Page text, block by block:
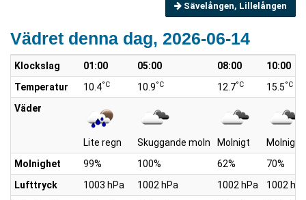
Sävelången, Lillelången
Vädret denna dag, 2026-06-14
Klockslag 01:00 05:00 08:00
10:00
Temperatur
10.4°C 10.9°C 12.7°C 15.5°C
Väder
Lite regn Skuggande moln Molnigt
Molnigt
Molnighet
99% 100% 62%
70%
Lufttryck
1003 hPa 1002 hPa 1002 hPa
1002